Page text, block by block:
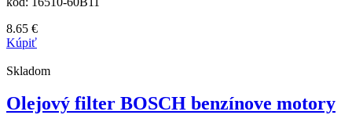
8.65 €
Kúpiť
Skladom
Olejový filter BOSCH benzínove motory